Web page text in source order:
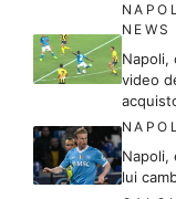
NEWS
Napoli,
video
Napoli,
lui